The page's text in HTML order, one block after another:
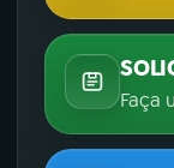
Faça